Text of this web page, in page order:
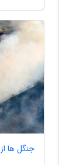
جنگل ها